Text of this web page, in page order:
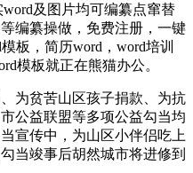
及图片均可编纂点窜替
编纂操做，免费注册，一键
板，简历word，word培训
模板就正在熊猫办公。
贫苦山区孩子捐款、为抗
公益联盟等多项公益勾当均
宣传中，为山区小伴侣吃上
当竣事后胡然城市将进修到